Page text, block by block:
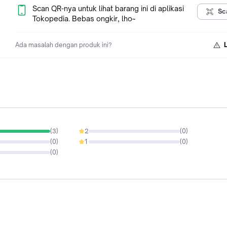
===== Tidak ada garansi toko untuk produk apapun / klaim
bisa langsung ke produsen =====
Scan QR-nya untuk lihat barang ini di aplikasi
Tokopedia. Bebas ongkir, lho~
Ada masalah dengan produk ini?
(3)
(0)
(0)
2 (0)
0%
1 (0)
0%